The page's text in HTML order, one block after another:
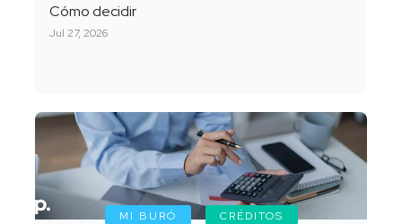
Cómo decidir
Jul 27, 2026
MI BURÓ CRÉDITOS